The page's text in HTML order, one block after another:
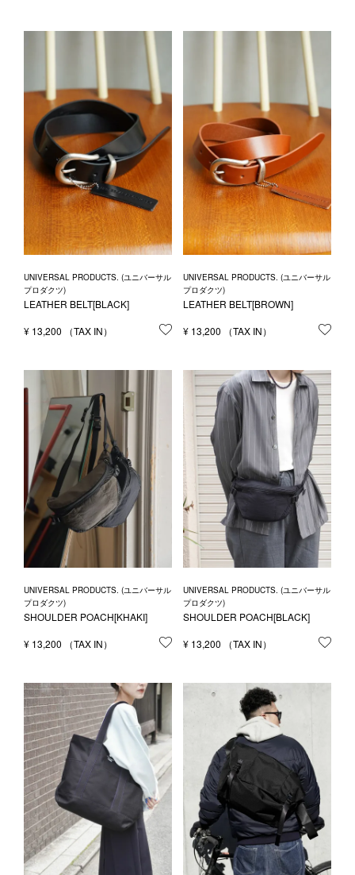
UNIVERSAL PRODUCTS. (ユニバーサル
プロダクツ)
LEATHER BELT[BLACK]
¥ 13,200 お気に入りに登録する
UNIVERSAL PRODUCTS. (ユニバーサル
プロダクツ)
LEATHER BELT[BROWN]
¥ 13,200
UNIVERSAL PRODUCTS. (ユニバーサル
プロダクツ)
SHOULDER POACH[KHAKI]
¥ 13,200 お気に入りに登録する
UNIVERSAL PRODUCTS. (ユニバーサル
プロダクツ)
SHOULDER POACH[BLACK]
¥ 13,200